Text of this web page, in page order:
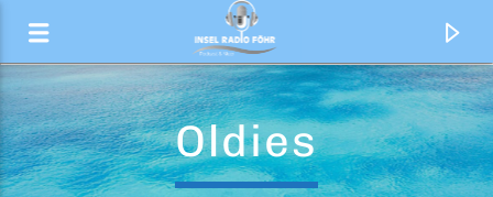
Oldies